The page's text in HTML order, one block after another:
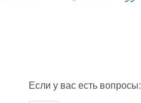
Если у вас есть вопросы: